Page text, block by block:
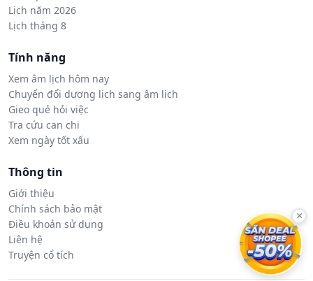
Lịch năm 2026
Lịch tháng 8
Tính năng
Xem âm lịch hôm nay
Chuyển đổi dương lịch sang âm lịch
Gieo quẻ hỏi việc
Tra cứu can chi
Xem ngày tốt xấu
Thông tin
Giới thiệu
Chính sách bảo mật
Điều khoản sử dụng
Liên hệ
Truyện cổ tích
×